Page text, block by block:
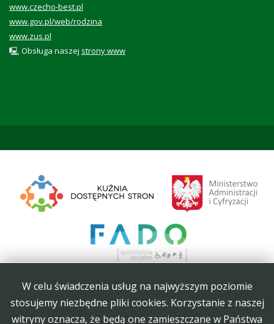
www.czecho-best.pl
www.gov.pl/web/rodzina
www.zus.pl
🖳 Obsługa naszej strony www
Projekt Kuźnia Dostępnych Stron współfinansowany ze środków Ministerstwa
W celu świadczenia usług na najwyższym poziomie
stosujemy niezbędne pliki cookies. Korzystanie z naszej
witryny oznacza, że będą one zamieszczane w Państwa